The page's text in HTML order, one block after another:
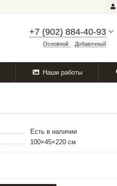
+7 (902) 884-40-93
Основной Добавочный
Наши работы
Есть в наличии
100×45×220 см